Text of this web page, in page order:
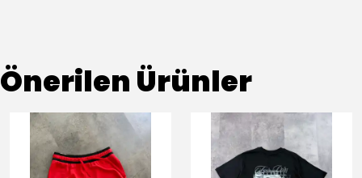
Önerilen Ürünler